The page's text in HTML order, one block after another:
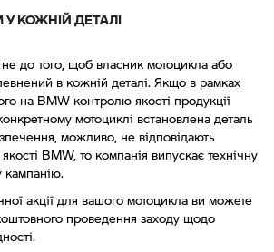
КОЖНІЙ ДЕТАЛІ
до того, щоб власник мотоцикла або
в кожній деталі. Якщо в рамках
на BMW контролю якості продукції
мотоциклі встановлена ​​деталь
можливо, не відповідають
BMW, то компанія випускає технічну
кампанію.
акції для вашого мотоцикла ви можете
проведення заходу щодо